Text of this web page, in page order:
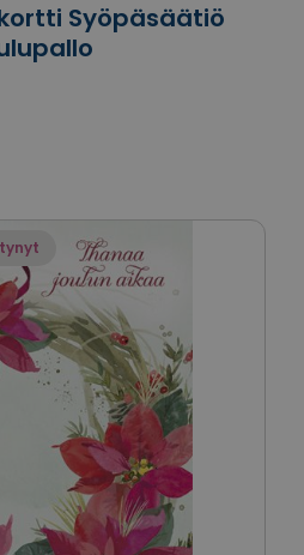
Syöpäsäätiö